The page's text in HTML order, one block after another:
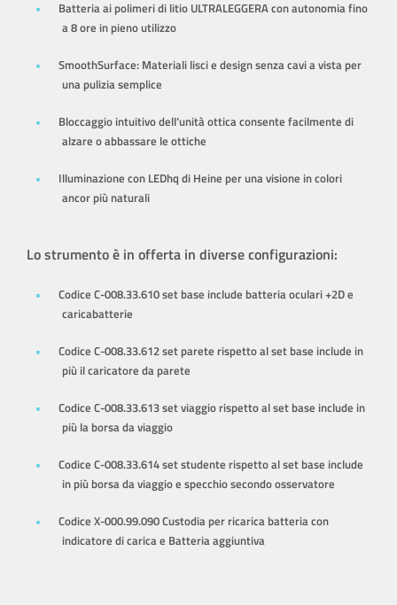
Batteria ai polimeri di litio ULTRALEGGERA con autonomia fino
a 8 ore in pieno utilizzo
SmoothSurface: Materiali lisci e design senza cavi a vista per
una pulizia semplice
Bloccaggio intuitivo dell’unità ottica consente facilmente di
alzare o abbassare le ottiche
Illuminazione con LEDhq di Heine per una visione in colori
ancor più naturali
Lo strumento è in offerta in diverse configurazioni:
Codice C-008.33.610 set base include batteria oculari +2D e
caricabatterie
Codice C-008.33.612 set parete rispetto al set base include in
più il caricatore da parete
Codice C-008.33.613 set viaggio rispetto al set base include in
più la borsa da viaggio
Codice C-008.33.614 set studente rispetto al set base include
in più borsa da viaggio e specchio secondo osservatore
Codice X-000.99.090 Custodia per ricarica batteria con
indicatore di carica e Batteria aggiuntiva